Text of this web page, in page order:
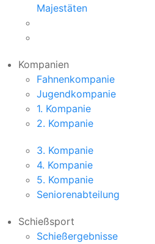
Majestäten
Kompanien
Fahnenkompanie
Jugendkompanie
1. Kompanie
2. Kompanie
3. Kompanie
4. Kompanie
5. Kompanie
Seniorenabteilung
Schießsport
Schießergebnisse